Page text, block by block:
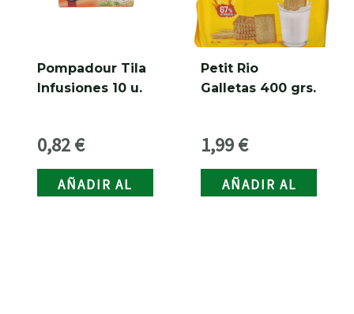
Pompadour Tila
Infusiones 10 u.
0,82€
AÑADIR AL
CARRITO
Petit Rio
Galletas 400 grs.
1,99€
AÑADIR AL
CARRITO